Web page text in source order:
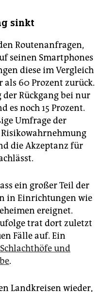
sinkt
Routenanfragen,
seinen Smartphones
diese im Vergleich
60 Prozent zurück.
Rückgang bei nur
es noch 15 Prozent.
Umfrage der
die Akzeptanz für
ein großer Teil der
in Einrichtungen wie
ereignet.
trat dort zuletzt
Fälle auf. Ein
und
.
Landkreisen wieder,